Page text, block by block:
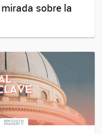
sobre la